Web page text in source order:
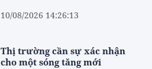
10/08/2026 14:26:13
Thị trường cần sự xác nhận
cho một sóng tăng mới